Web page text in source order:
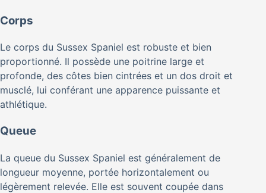
Corps
Le corps du Sussex Spaniel est robuste et bien
proportionné. Il possède une poitrine large et
profonde, des côtes bien cintrées et un dos droit et
musclé, lui conférant une apparence puissante et
athlétique.
Queue
La queue du Sussex Spaniel est généralement de
longueur moyenne, portée horizontalement ou
légèrement relevée. Elle est souvent coupée dans